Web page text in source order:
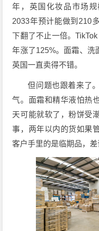
年，英国化妆品市场
2033年预计能做到210
下翻了不止一倍。
年涨了125%。面霜、洗
英国一直卖得不错。
但问题也跟着来了
气。面霜和精华液怕热
天可能就软了，粉饼受
事，两年以内的货如果
客户手里的是临期品，差